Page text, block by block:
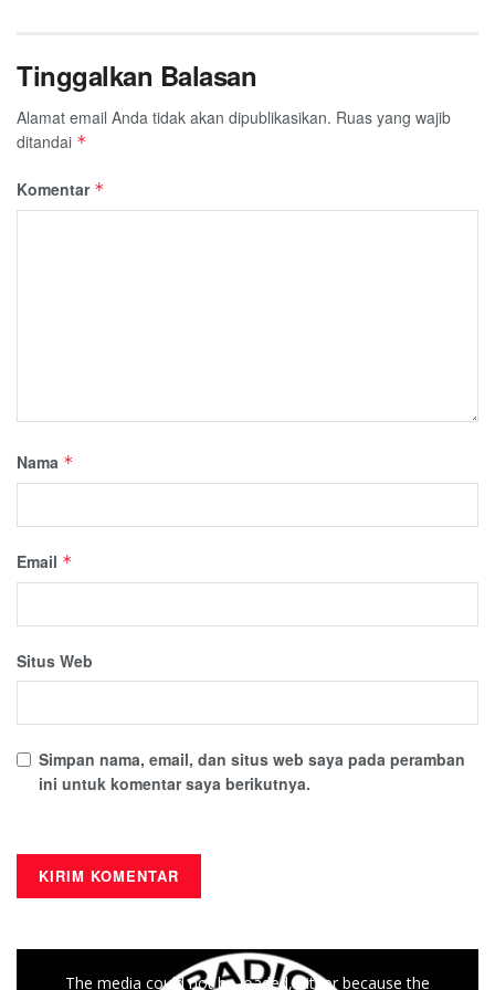
Tinggalkan Balasan
Alamat email Anda tidak akan dipublikasikan. Ruas yang wajib
ditandai *
Komentar *
Nama *
Email *
Situs Web
Simpan nama, email, dan situs web saya pada peramban
ini untuk komentar saya berikutnya.
The media could not be loaded, either because the